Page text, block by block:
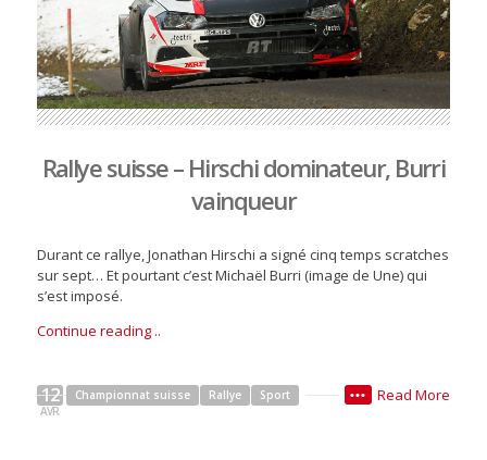
Rallye suisse – Hirschi dominateur, Burri
vainqueur
Durant ce rallye, Jonathan Hirschi a signé cinq temps scratches
sur sept… Et pourtant c’est Michaël Burri (image de Une) qui
s’est imposé.
Continue reading ..
12
AVR
Championnat suisse Rallye Sport Read More
•••